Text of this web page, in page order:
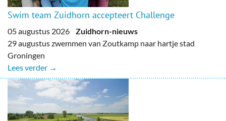
Swim team Zuidhorn accepteert Challenge
05 augustus 2026 Zuidhorn-nieuws
29 augustus zwemmen van Zoutkamp naar hartje stad
Groningen
Lees verder →